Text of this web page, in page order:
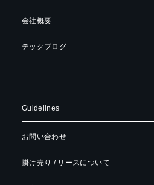
会社概要
テックブログ
Guidelines
お問い合わせ
掛け売り / リースについて